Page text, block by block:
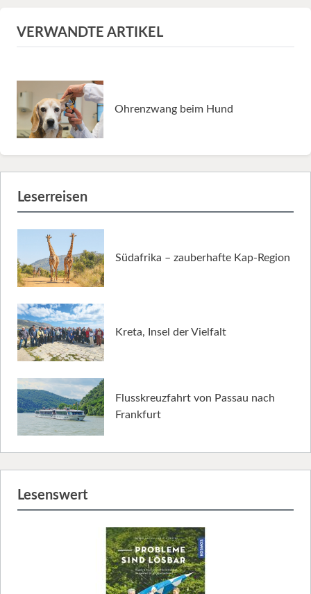
VERWANDTE ARTIKEL
Ohrenzwang beim Hund
Leserreisen
Südafrika – zauberhafte Kap-Region
Kreta, Insel der Vielfalt
Flusskreuzfahrt von Passau nach
Frankfurt
Lesenswert